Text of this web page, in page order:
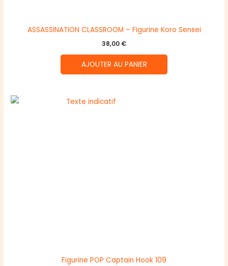
ASSASSINATION CLASSROOM – Figurine Koro Sensei
38,00 €
AJOUTER AU PANIER
Figurine POP Captain Hook 109